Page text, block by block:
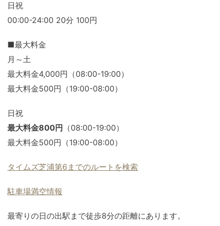
日祝
00:00-24:00 20分 100円
■最大料金
月～土
最大料金4,000円（08:00-19:00）
最大料金500円（19:00-08:00）
日祝
最大料金800円
（08:00-19:00）
最大料金500円（19:00-08:00）
タイムズ芝浦第6までのルートを検索
駐車場満空情報
最寄りの日の出駅まで徒歩8分の距離にあります。